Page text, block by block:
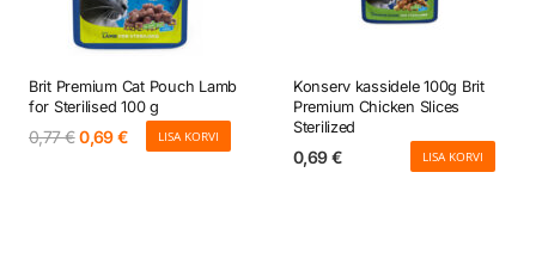
Brit Premium Cat Pouch Lamb
for Sterilised 100 g
0,77€Algne
hind
0,69€Current
price
LISA KORVI
Konserv kassidele 100g Brit
Premium Chicken Slices
Sterilized
0,69€ LISA KORVI